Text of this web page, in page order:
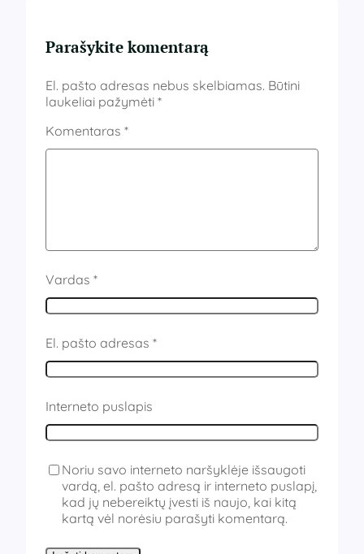
Parašykite komentarą
El. pašto adresas nebus skelbiamas. Būtini
laukeliai pažymėti *
Komentaras *
Vardas *
El. pašto adresas *
Interneto puslapis
Noriu savo interneto naršyklėje išsaugoti
vardą, el. pašto adresą ir interneto puslapį,
kad jų nebereiktų įvesti iš naujo, kai kitą
kartą vėl norėsiu parašyti komentarą.